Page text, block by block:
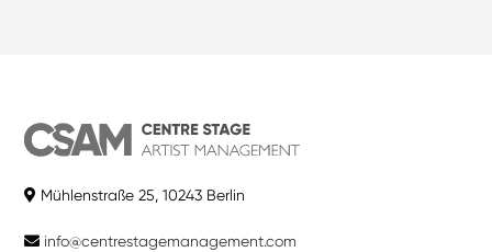
Mühlenstraße 25, 10243 Berlin
info@centrestagemanagement.com